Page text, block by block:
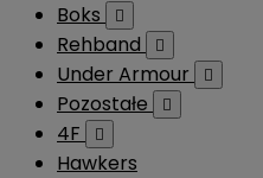
Boks 
Rehband 
Under Armour 
Pozostałe 
4F 
Hawkers